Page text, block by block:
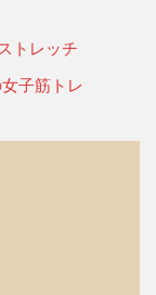
トレッチ
子筋トレ